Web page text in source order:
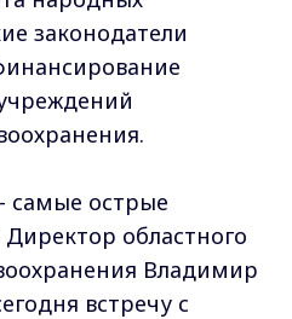
законодатели
самые острые
областного
Владимир
встречу с